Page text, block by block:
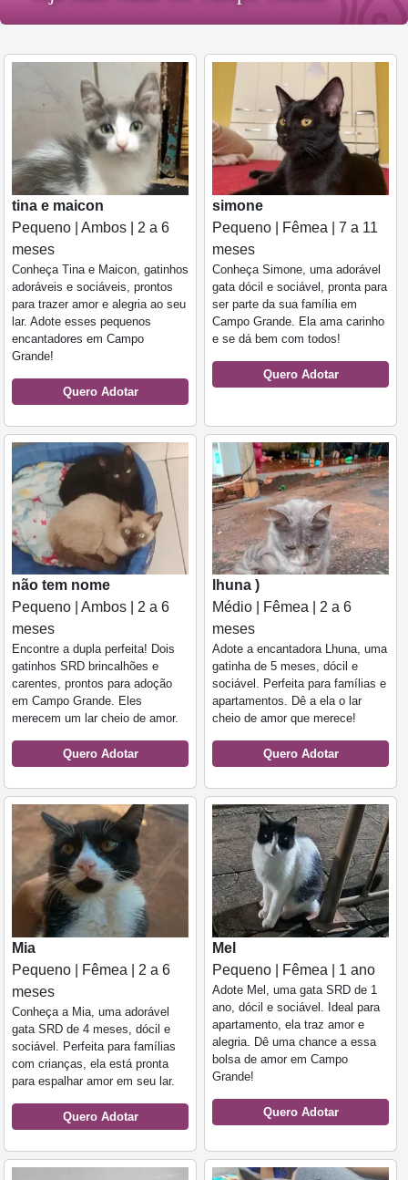
tina e maicon
Pequeno | Ambos | 2 a 6
meses
Conheça Tina e Maicon, gatinhos
adoráveis e sociáveis, prontos
para trazer amor e alegria ao seu
lar. Adote esses pequenos
encantadores em Campo
Grande!
Quero Adotar
simone
Pequeno | Fêmea | 7 a 11
meses
Conheça Simone, uma adorável
gata dócil e sociável, pronta para
ser parte da sua família em
Campo Grande. Ela ama carinho
e se dá bem com todos!
Quero Adotar
não tem nome
Pequeno | Ambos | 2 a 6
meses
Encontre a dupla perfeita! Dois
gatinhos SRD brincalhões e
carentes, prontos para adoção
em Campo Grande. Eles
merecem um lar cheio de amor.
Quero Adotar
lhuna )
Médio | Fêmea | 2 a 6
meses
Adote a encantadora Lhuna, uma
gatinha de 5 meses, dócil e
sociável. Perfeita para famílias e
apartamentos. Dê a ela o lar
cheio de amor que merece!
Quero Adotar
Mia
Pequeno | Fêmea | 2 a 6
meses
Conheça a Mia, uma adorável
gata SRD de 4 meses, dócil e
sociável. Perfeita para famílias
com crianças, ela está pronta
para espalhar amor em seu lar.
Quero Adotar
Mel
Pequeno | Fêmea | 1 ano
Adote Mel, uma gata SRD de 1
ano, dócil e sociável. Ideal para
apartamento, ela traz amor e
alegria. Dê uma chance a essa
bolsa de amor em Campo
Grande!
Quero Adotar